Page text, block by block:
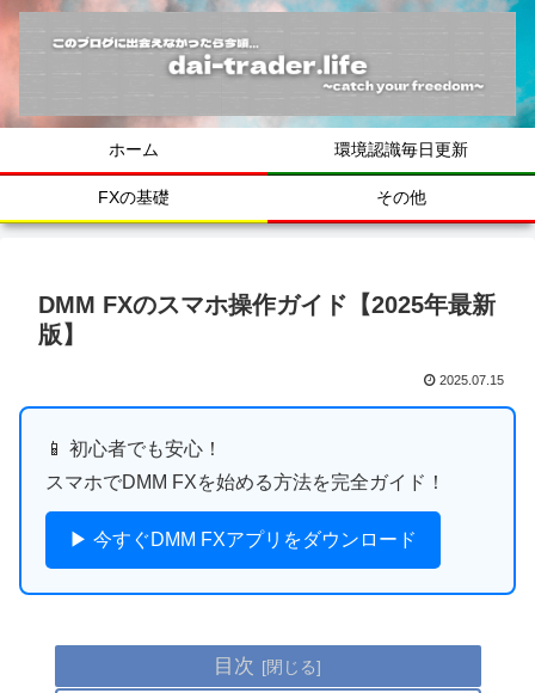
ホーム 環境認識毎日更新
FXの基礎 その他
DMM FXのスマホ操作ガイド【2025年最新
版】
2025.07.15
📱 初心者でも安心！
スマホでDMM FXを始める方法を完全ガイド！
▶ 今すぐDMM FXアプリをダウンロード
目次